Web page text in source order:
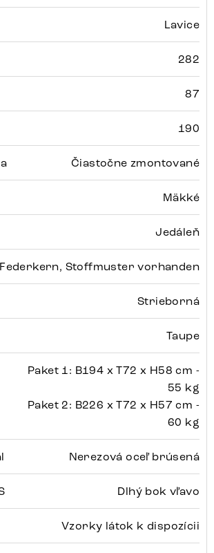
Lavice
282
87
190
Čiastočne zmontované
Mäkké
Jedáleň
Federkern, Stoffmuster vorhanden
Strieborná
Taupe
Paket 1: B194 x T72 x H58 cm -
55 kg
Paket 2: B226 x T72 x H57 cm -
60 kg
Nerezová oceľ brúsená
Dlhý bok vľavo
Vzorky látok k dispozícii